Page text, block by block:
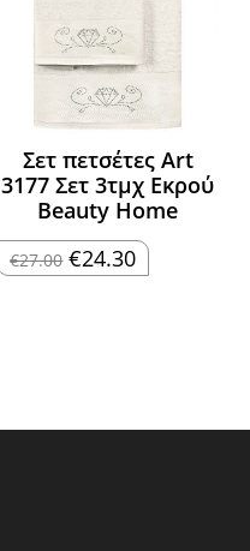
Σετ πετσέτες Art
3177 Σετ 3τμχ Εκρού
Beauty Home
€27.00 Original
price
€24.30Η
τρέχουσα